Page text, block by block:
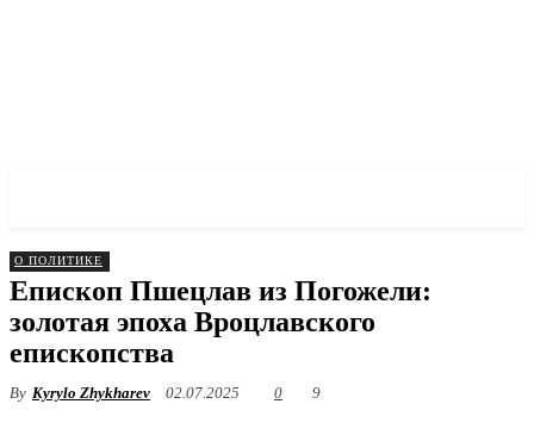
О ПОЛИТИКЕ
Епископ Пшецлав из Погожели:
золотая эпоха Вроцлавского
епископства
By Kyrylo Zhykharev 02.07.2025 0 9